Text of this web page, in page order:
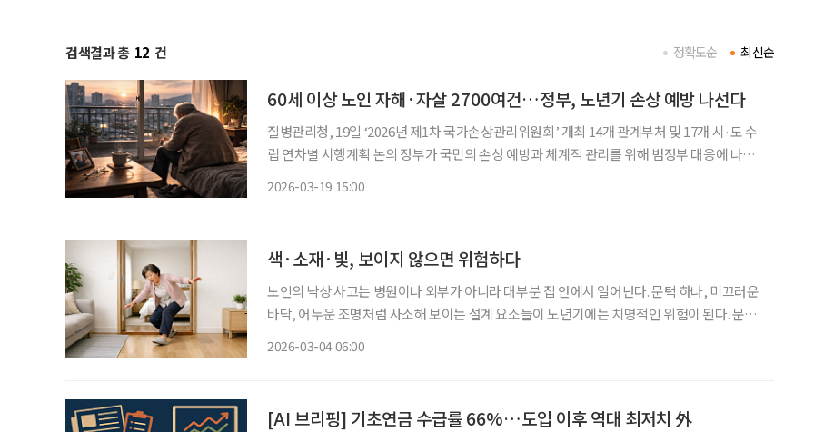
검색결과 총 12 건 최신순
정확도순
60세 이상 노인 자해·자살 2700여건…정부, 노년기 손상 예방 나선다
질병관리청, 19일 ‘2026년 제1차 국가손상관리위원회’ 개최 14개 관계부처 및 17개 시·도 수
립 연차별 시행계획 논의 정부가 국민의 손상 예방과 체계적 관리를 위해 범정부 대응에 나선
2026-03-19 15:00
색·소재·빛, 보이지 않으면 위험하다
노인의 낙상 사고는 병원이나 외부가 아니라 대부분 집 안에서 일어난다. 문턱 하나, 미끄러운
바닥, 어두운 조명처럼 사소해 보이는 설계 요소들이 노년기에는 치명적인 위험이 된다. 문제
2026-03-04 06:00
[AI 브리핑] 기초연금 수급률 66%…도입 이후 역대 최저치 外